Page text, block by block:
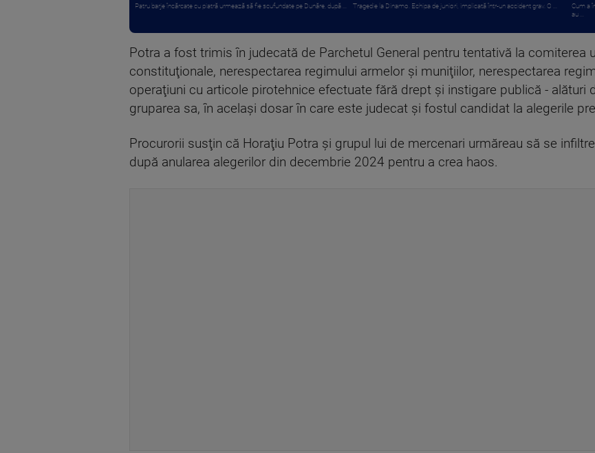
Patru barje încărcate cu piatră urmează să fie scufundate pe Dunăre, după ... Tragedie la Dinamo. Echipa de juniori, implicată într-un accident grav. O ...
Cum a
au ...
Potra a fost trimis în judecată de Parchetul General pentru tentativă la comiterea
constituţionale, nerespectarea regimului armelor şi muniţiilor, nerespectarea
operaţiuni cu articole pirotehnice efectuate fără drept şi instigare publică - alături
gruparea sa, în acelaşi dosar în care este judecat şi fostul candidat la alegerile
Procurorii susţin că Horaţiu Potra şi grupul lui de mercenari urmăreau să se
după anularea alegerilor din decembrie 2024 pentru a crea haos.